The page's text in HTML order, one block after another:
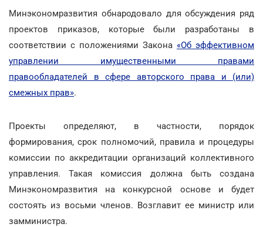
Минэкономразвития обнародовало для обсуждения ряд
проектов приказов, которые были разработаны в
соответствии с положениями Закона «Об эффективном
управлении имущественными правами
правообладателей в сфере авторского права и (или)
смежных прав».
Проекты определяют, в частности, порядок
формирования, срок полномочий, правила и процедуры
комиссии по аккредитации организаций коллективного
управления. Такая комиссия должна быть создана
Минэкономразвития на конкурсной основе и будет
состоять из восьми членов. Возглавит ее министр или
замминистра.